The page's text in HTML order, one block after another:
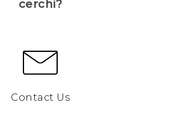
cerchi?
Contact Us